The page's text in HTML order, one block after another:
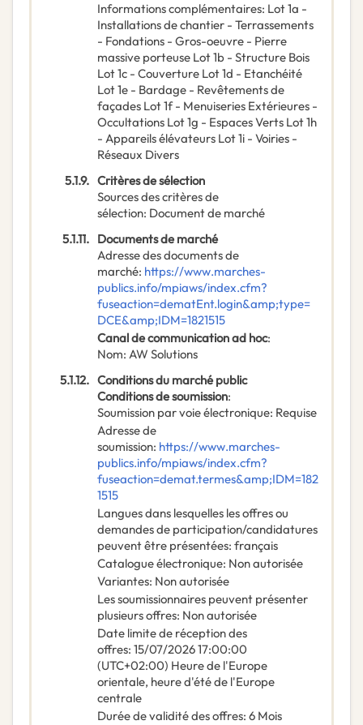
Informations complémentaires: Lot 1a -
Installations de chantier - Terrassements
- Fondations - Gros-oeuvre - Pierre
massive porteuse Lot 1b - Structure Bois
Lot 1c - Couverture Lot 1d - Etanchéité
Lot 1e - Bardage - Revêtements de
façades Lot 1f - Menuiseries Extérieures -
Occultations Lot 1g - Espaces Verts Lot 1h
- Appareils élévateurs Lot 1i - Voiries -
Réseaux Divers
5.1.9. Critères de sélection
Sources des critères de
sélection: Document de marché
5.1.11. Documents de marché
Adresse des documents de
marché: https://www.marches-
publics.info/mpiaws/index.cfm?
fuseaction=dematEnt.login&amp;type=
DCE&amp;IDM=1821515
Canal de communication ad hoc:
Nom: AW Solutions
5.1.12. Conditions du marché public
Conditions de soumission:
Soumission par voie électronique: Requise
Adresse de
soumission: https://www.marches-
publics.info/mpiaws/index.cfm?
fuseaction=demat.termes&amp;IDM=182
1515
Langues dans lesquelles les offres ou
demandes de participation/candidatures
peuvent être présentées: français
Catalogue électronique: Non autorisée
Variantes: Non autorisée
Les soumissionnaires peuvent présenter
plusieurs offres: Non autorisée
Date limite de réception des
offres: 15/07/202617:00:00
(UTC+02:00) Heure de l'Europe
orientale, heure d'été de l'Europe
centrale
Durée de validité des offres: 6 Mois